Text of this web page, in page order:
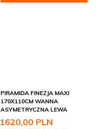
PIRAMIDA FINEZJA MAXI
170X110CM WANNA
ASYMETRYCZNA LEWA
1620,00 PLN